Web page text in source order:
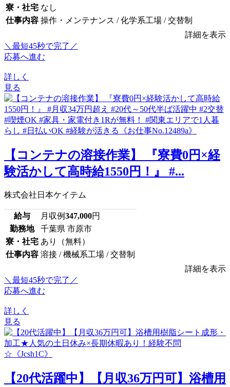
寮・社宅 なし
仕事内容 操作・メンテナンス / 化学系工場 / 交替制
詳細を表示
＼最短45秒で完了／
応募へ進む
詳しく
見る
【コンテナの溶接作業】 『寮費0円×経
験活かして高時給1550円！』 #...
株式会社日本ケイテム
給与 月収例347,000円
勤務地
千葉県 市原市
寮・社宅 あり（無料）
仕事内容 溶接 / 機械系工場 / 交替制
詳細を表示
＼最短45秒で完了／
応募へ進む
詳しく
見る
【20代活躍中】【月収36万円可】浴槽用